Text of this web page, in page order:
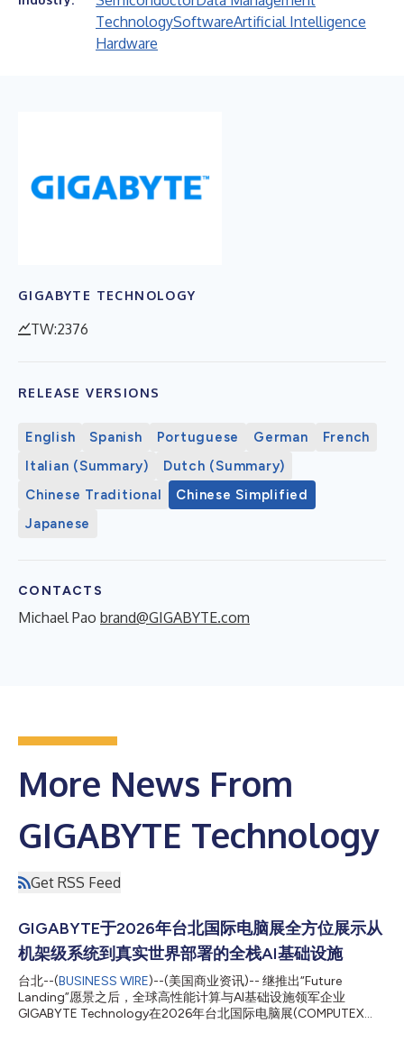
TechnologySoftwareArtificial Intelligence
Hardware
GIGABYTE TECHNOLOGY
TW:2376
RELEASE VERSIONS
English Spanish Portuguese German
French
Italian (Summary)
Dutch (Summary)
Chinese Traditional
Chinese Simplified
Japanese
CONTACTS
Michael Pao brand@GIGABYTE.com
More News From
GIGABYTE Technology
Get RSS Feed
GIGABYTE于2026年台北国际电脑展全方位展示从
机架级系统到真实世界部署的全栈AI基础设施
台北--(BUSINESS WIRE)--(美国商业资讯)-- 继推出“Future
Landing”愿景之后，全球高性能计算与AI基础设施领军企业
GIGABYTE Technology在2026年台北国际电脑展(COMPUTEX